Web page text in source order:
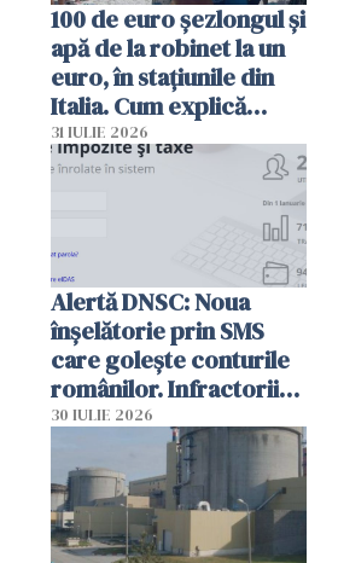
100 de euro șezlongul și
apă de la robinet la un
euro, în stațiunile din
Italia. Cum explică
autoritățile
31 IULIE 2026
Alertă DNSC: Noua
înșelătorie prin SMS
care golește conturile
românilor. Infractorii
folosesc numele
Ghișeul.ro și al Poliției
Române
30 IULIE 2026